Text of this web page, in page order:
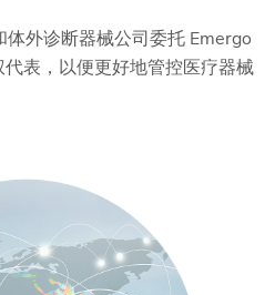
外诊断器械公司委托 Emergo
表，以便更好地管控医疗器械